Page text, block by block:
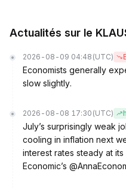
Actualités sur le
2026-08-09 04:48 (UTC)
Economists generally
slow slightly.
2026-08-08 17:30 (UTC)
July’s surprisingly weak
cooling in inflation next
interest rates steady at
Economic’s